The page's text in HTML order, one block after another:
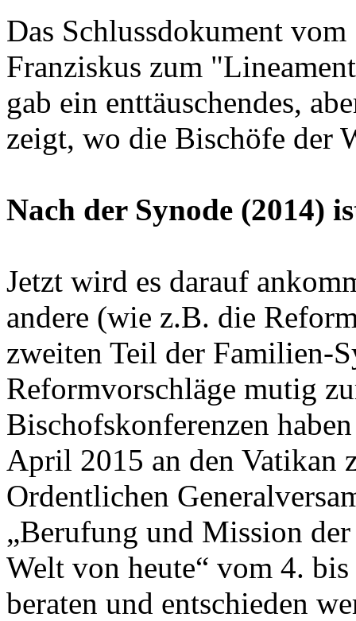
Das Schlussdokument
Franziskus zum
gab ein enttäuschendes,
zeigt, wo die Bischöfe der
Nach der Synode (2014)
Jetzt wird es darauf
andere (wie z.B. die
zweiten Teil der Familien-
Reformvorschläge mutig
Bischofskonferenzen
April 2015 an den Vatikan
Ordentlichen
„Berufung und Mission
Welt von heute“ vom 4.
beraten und entschieden